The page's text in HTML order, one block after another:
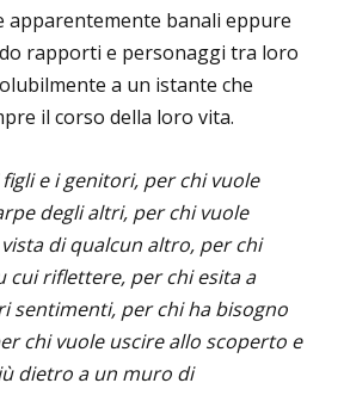
apparentemente banali eppure
rapporti e personaggi tra loro
a un istante che
il corso della loro vita.
e i genitori, per chi vuole
degli altri, per chi vuole
di qualcun altro, per chi
cui riflettere, per chi esita a
sentimenti, per chi ha bisogno
chi vuole uscire allo scoperto e
dietro a un muro di